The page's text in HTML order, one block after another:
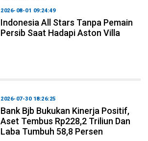
2026-08-01 09:24:49
Indonesia All Stars Tanpa Pemain
Persib Saat Hadapi Aston Villa
2026-07-30 18:26:25
Bank Bjb Bukukan Kinerja Positif,
Aset Tembus Rp228,2 Triliun Dan
Laba Tumbuh 58,8 Persen